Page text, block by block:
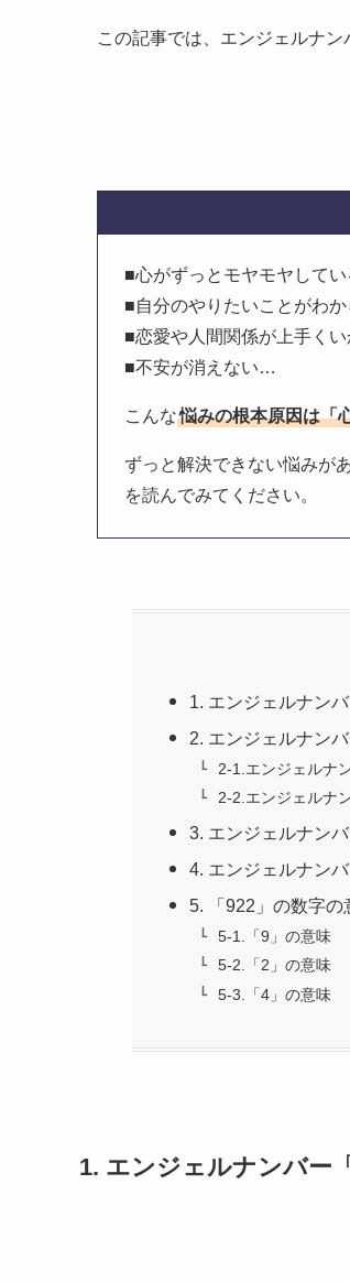
この記事では、エンジェルナ
■心がずっとモヤモヤして
■自分のやりたいことがわ
■恋愛や人間関係が上手く
■不安が消えない…
こんな悩みの根本原因は「
ずっと解決できない悩みが
を読んでみてください。
1. エンジェルナン
2. エンジェルナン
2-1.エンジェルナ
2-2.エンジェルナ
3. エンジェルナン
4. エンジェルナン
5. 「922」の数字の
5-1.「9」の意味
5-2.「2」の意味
5-3.「4」の意味
1. エンジェルナンバー